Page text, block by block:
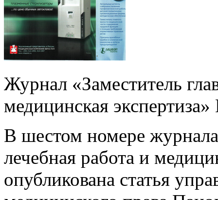
Журнал «Заместитель
медицинская экспертиза»
В шестом номере журнала
лечебная работа и
опубликована статья